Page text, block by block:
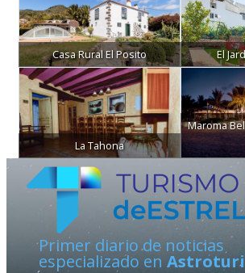
Casa Rural El Posito El
La Tahona
Maroma
Primer diario de noticias
especializado en